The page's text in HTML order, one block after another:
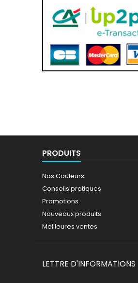
PRODUITS
Nos Couleurs
Conseils pratiques
Promotions
Nouveaux produits
Meilleures ventes
LETTRE D'INFORMATIONS